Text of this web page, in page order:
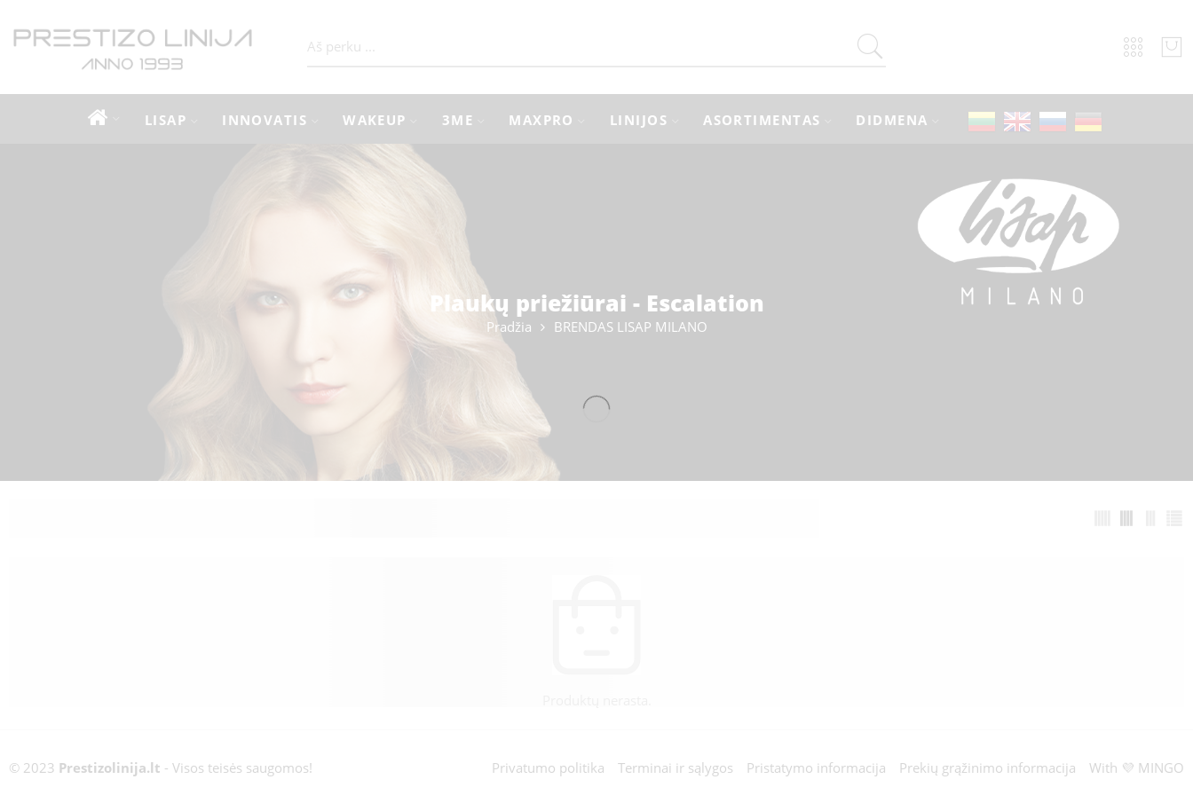
LISAP INNOVATIS WAKEUP 3ME MAXPRO LINIJOS ASORTIMENTAS DIDMENA
Plaukų priežiūrai - Escalation
Pradžia BRENDAS LISAP MILANO
© 2023 Prestizolinija.lt - Visos teisės saugomos! Privatumo politika Terminai ir sąlygos Pristatymo informacija Prekių grąžinimo informacija With 💜 MINGO